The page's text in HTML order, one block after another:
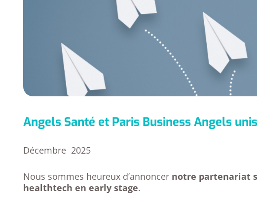
Angels Santé et Paris Business Angels
Décembre 2025
Nous sommes heureux d’annoncer notre partenariat
healthtech en early stage.